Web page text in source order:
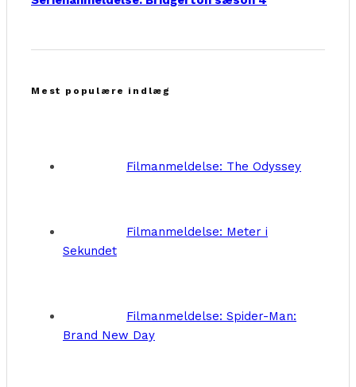
Mest populære indlæg
Filmanmeldelse: The Odyssey
Filmanmeldelse: Meter i
Sekundet
Filmanmeldelse: Spider-Man:
Brand New Day